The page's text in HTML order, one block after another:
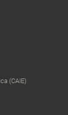
(CAIE)